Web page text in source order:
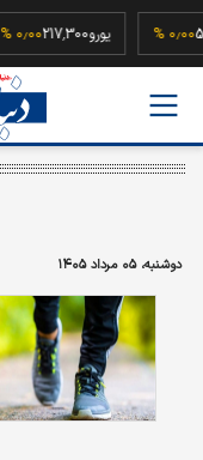
یورو217,300
دوشنبه، ۰۵ مرداد ۱۴۰۵